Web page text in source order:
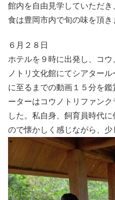
館内を自由見学していただ
食は豊岡市内で旬の味を頂き
６月２８日
ホテルを９時に出発し、コ
ノトリ文化館にてシアター
に至るまでの動画１５分を
ーターはコウノトリファン
した。私自身、飼育員時代
ので懐かしく感じながら、少